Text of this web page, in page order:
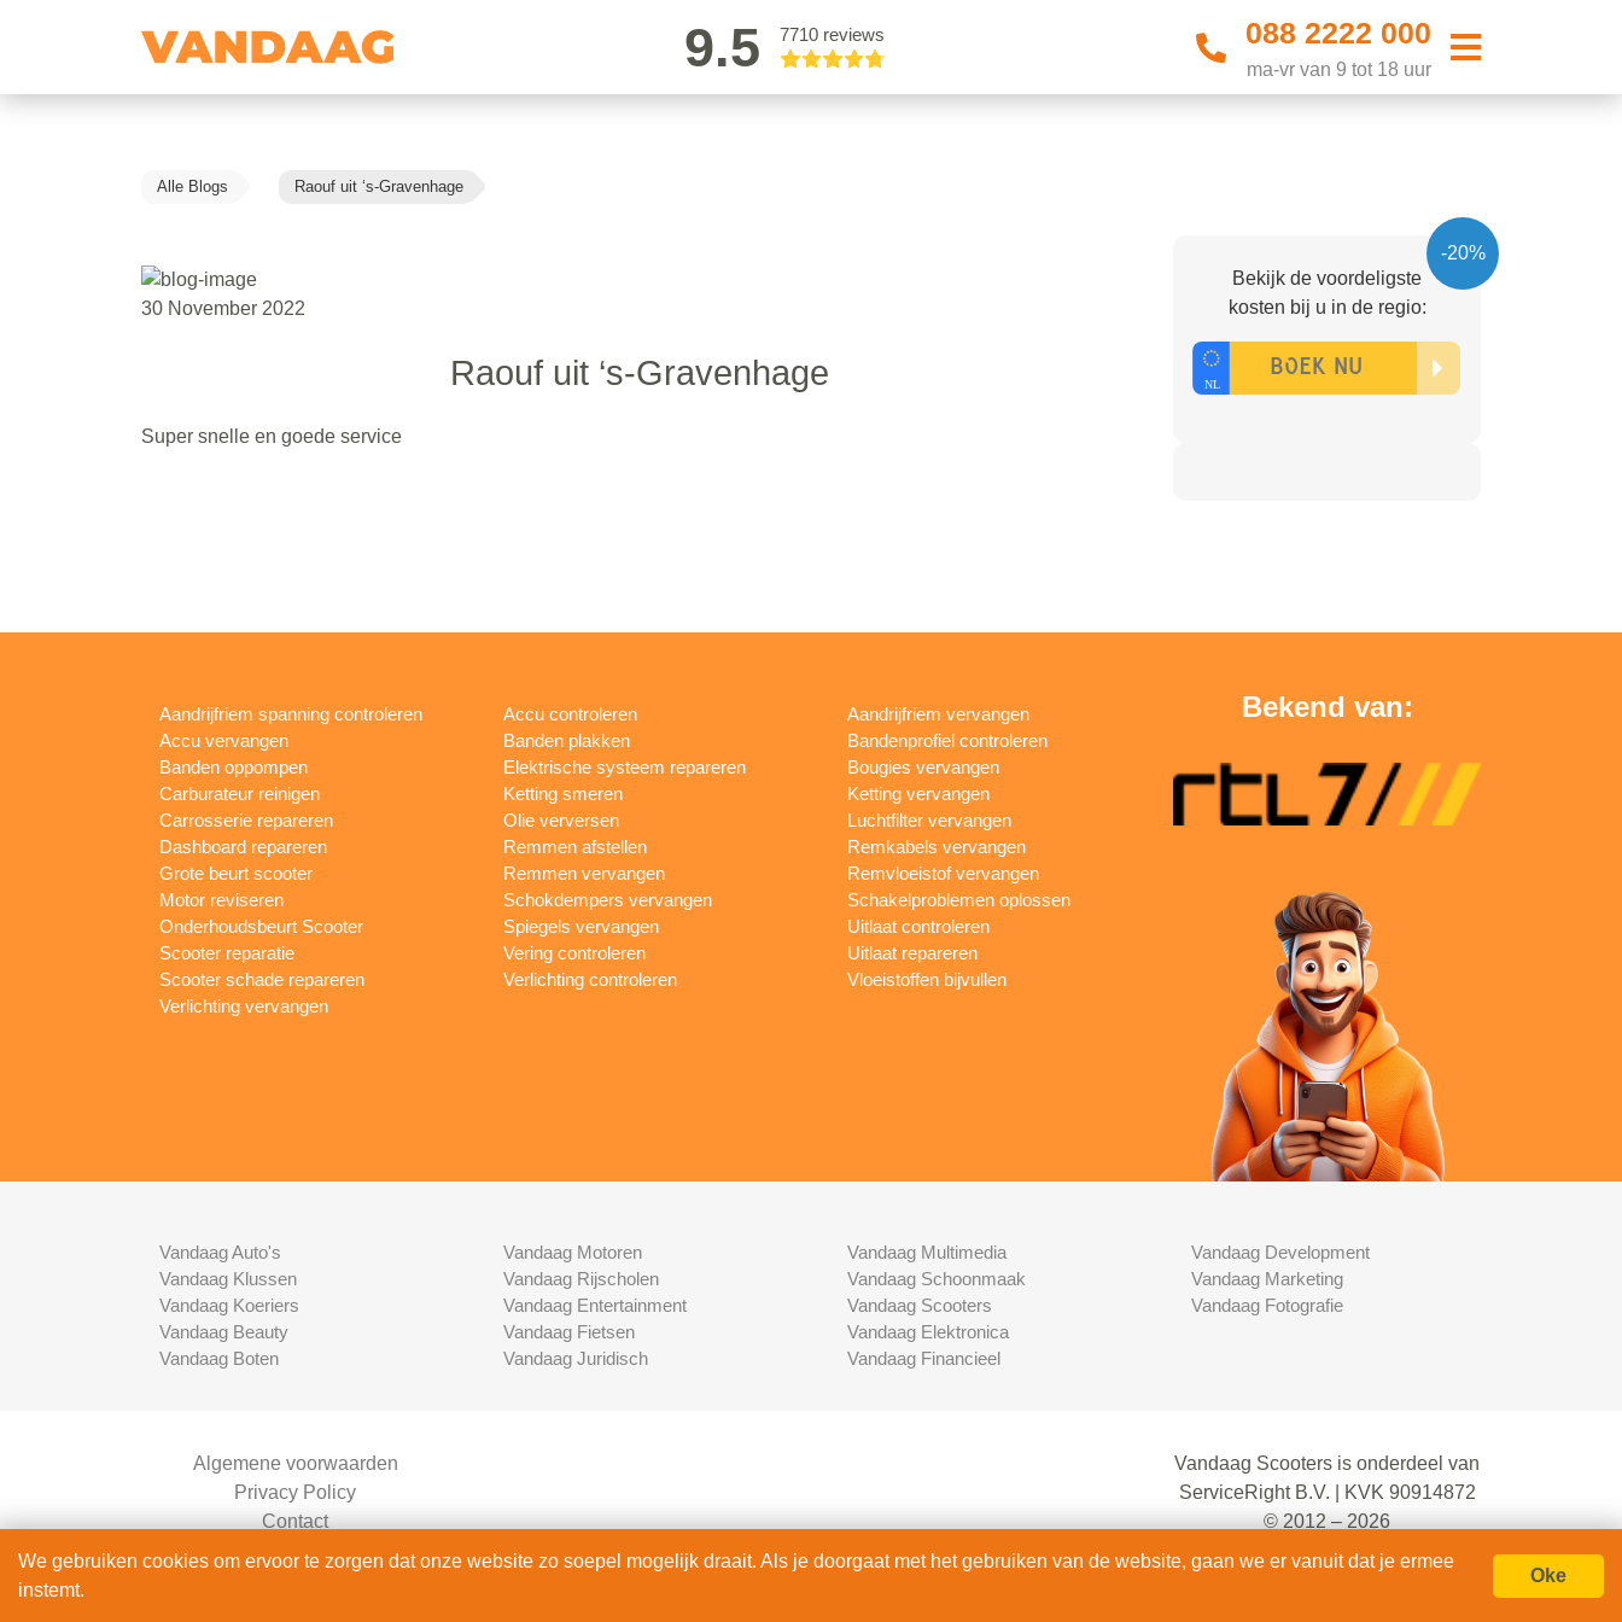
9.5 7710 reviews 088 2222 000
ma-vr van 9 tot 18 uur
Alle Blogs Raouf uit ‘s-Gravenhage
30 November 2022
Raouf uit ‘s-Gravenhage
Super snelle en goede service
-20%
Bekijk de voordeligste
kosten bij u in de regio:
Aandrijfriem spanning controleren
Accu vervangen
Banden oppompen
Carburateur reinigen
Carrosserie repareren
Dashboard repareren
Grote beurt scooter
Motor reviseren
Onderhoudsbeurt Scooter
Scooter reparatie
Scooter schade repareren
Verlichting vervangen
Accu controleren
Banden plakken
Elektrische systeem repareren
Ketting smeren
Olie verversen
Remmen afstellen
Remmen vervangen
Schokdempers vervangen
Spiegels vervangen
Vering controleren
Verlichting controleren
Aandrijfriem vervangen
Bandenprofiel controleren
Bougies vervangen
Ketting vervangen
Luchtfilter vervangen
Remkabels vervangen
Remvloeistof vervangen
Schakelproblemen oplossen
Uitlaat controleren
Uitlaat repareren
Vloeistoffen bijvullen
Bekend van:
Vandaag Auto's
Vandaag Klussen
Vandaag Koeriers
Vandaag Beauty
Vandaag Boten
Vandaag Motoren
Vandaag Rijscholen
Vandaag Entertainment
Vandaag Fietsen
Vandaag Juridisch
Vandaag Multimedia
Vandaag Schoonmaak
Vandaag Scooters
Vandaag Elektronica
Vandaag Financieel
Vandaag Development
Vandaag Marketing
Vandaag Fotografie
Algemene voorwaarden
Privacy Policy
Contact
Bedrijven Inlog
Vandaag Scooters is onderdeel van
ServiceRight B.V. | KVK 90914872
© 2012 – 2026
alle rechten voorbehouden.
We gebruiken cookies om ervoor te zorgen dat onze website zo soepel mogelijk draait. Als je doorgaat met het gebruiken van de website, gaan we er vanuit dat je ermee
instemt.
Oke